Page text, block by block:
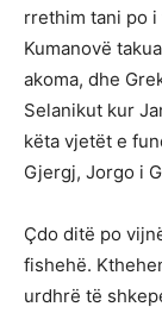
rrethim tani po
Kumanovë
akoma, dhe
Selanikut kur
këta vjetët e
Gjergj, Jorgo i
Çdo ditë po
fishehë.
urdhrë të